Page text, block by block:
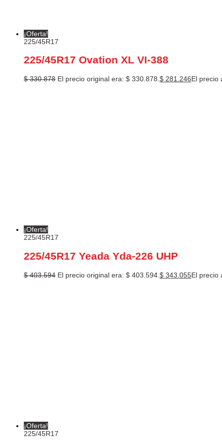
¡Oferta!
225/45R17
225/45R17 Ovation XL VI-388
$330.878 El precio original era: $ 330.878.$ 281.246El precio
¡Oferta!
225/45R17
225/45R17 Yeada Yda-226 UHP
$403.594 El precio original era: $ 403.594. $ 343.055El precio
¡Oferta!
225/45R17